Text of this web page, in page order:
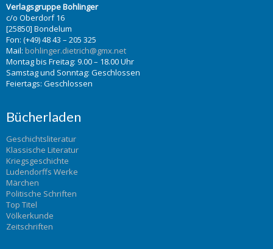
Verlagsgruppe Bohlinger
c/o Oberdorf 16
[25850] Bondelum
Fon: (+49) 48 43 – 205 325
Mail: bohlinger.dietrich@gmx.net
Montag bis Freitag: 9.00 – 18.00 Uhr
Samstag und Sonntag: Geschlossen
Feiertags: Geschlossen
Bücherladen
Geschichtsliteratur
Klassische Literatur
Kriegsgeschichte
Ludendorffs Werke
Märchen
Politische Schriften
Top Titel
Völkerkunde
Zeitschriften